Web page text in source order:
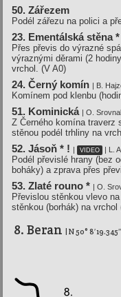
50. Zářezem
Podél zářezu na polici a
23. Ementálská stěna *
Přes převis do výrazné
výraznými děrami (2
vrchol. (V A0)
24. Černý komí­n | B.
Komínem pod klenbu
51. Kominická | O.
Z Černého komína traverz
stěnou podél trhliny na
52. Jásoň * ! | VIDEO | L.
Podél převislé hrany (bez
boháky) a zprava přes
53. Zlaté rouno * | O.
Převislou stěnkou vlevo
stěnkou (borhák) na vrchol
8. Beran | N 50° 8′